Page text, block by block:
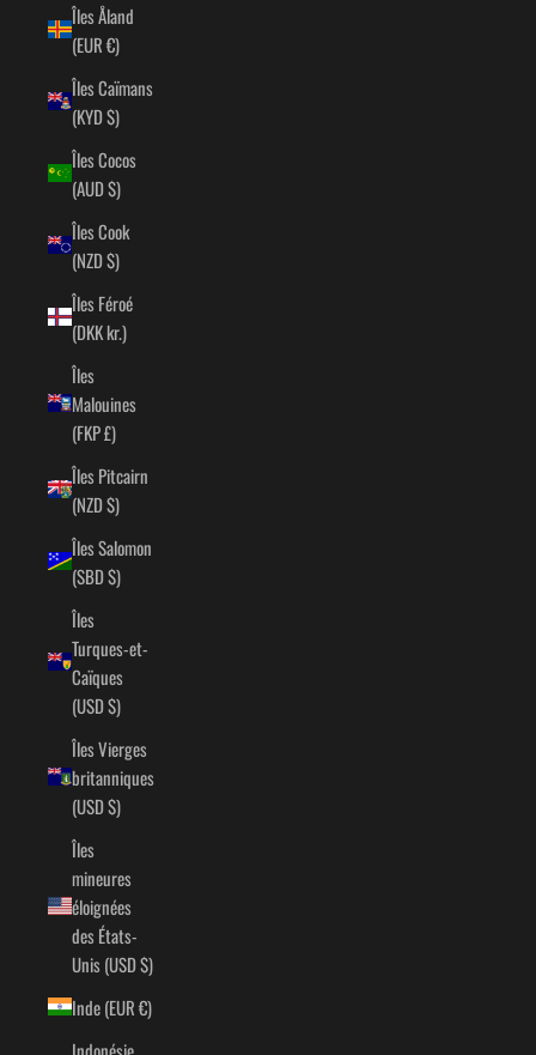
Îles Åland
(EUR €)
Îles Caïmans
(KYD $)
Îles Cocos
(AUD $)
Îles Cook
(NZD $)
Îles Féroé
(DKK kr.)
Îles
Malouines
(FKP £)
Îles Pitcairn
(NZD $)
Îles Salomon
(SBD $)
Îles
Turques-et-
Caïques
(USD $)
Îles Vierges
britanniques
(USD $)
Îles
mineures
éloignées
des États-
Unis (USD $)
Inde (EUR €)